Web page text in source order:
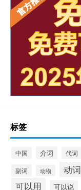
标签
中国 介词 代词
副词
动物 动词
可以用 可以说